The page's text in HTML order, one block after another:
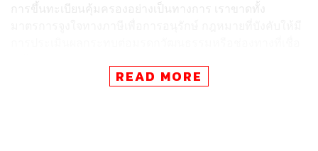
READ MORE